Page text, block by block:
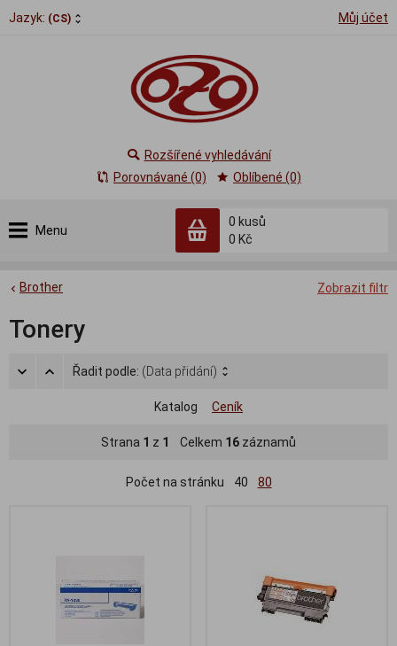
Jazyk: (CS) Můj účet
Menu
0 kusů
0 Kč
Rozšířené vyhledávání
Porovnávané (0)
Oblíbené (0)
Zobrazit filtr
Brother
Tonery
Řadit podle: (Data přidání)
Katalog Ceník
Strana 1 z 1 Celkem 16 záznamů
Počet na stránku 40 80